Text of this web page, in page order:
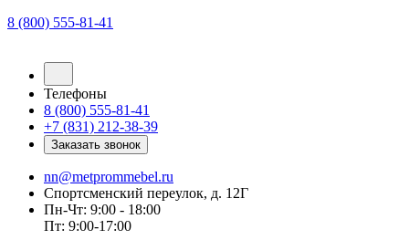
8 (800) 555-81-41
Телефоны
8 (800) 555-81-41
+7 (831) 212-38-39
Заказать звонок
nn@metprommebel.ru
Спортсменский переулок, д. 12Г
Пн-Чт: 9:00 - 18:00
Пт: 9:00-17:00